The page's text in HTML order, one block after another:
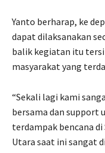
Yanto berharap, ke
dapat dilaksanakan
balik kegiatan itu
masyarakat yang
“Sekali lagi kami
bersama dan support
terdampak bencana
Utara saat ini sangat